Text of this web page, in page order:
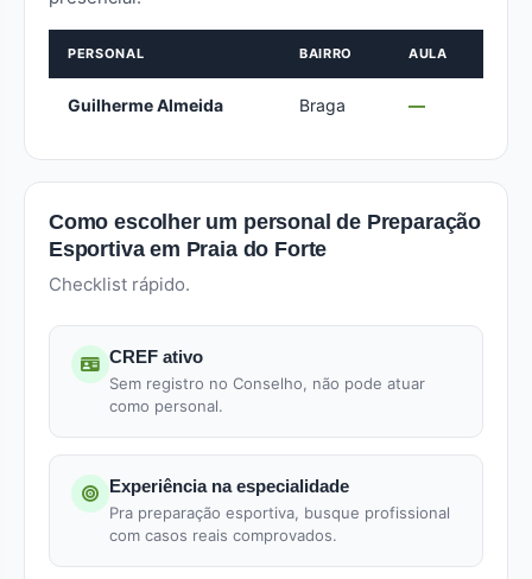
PERSONAL BAIRRO AULA
Guilherme Almeida Braga —
Como escolher um personal de Preparação
Esportiva em Praia do Forte
Checklist rápido.
CREF ativo
Sem registro no Conselho, não pode atuar
como personal.
Experiência na especialidade
Pra preparação esportiva, busque profissional
com casos reais comprovados.